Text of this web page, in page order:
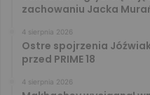
zachowaniu Jacka
4 sierpnia 2026
Ostre spojrzenia
przed PRIME 18
4 sierpnia 2026